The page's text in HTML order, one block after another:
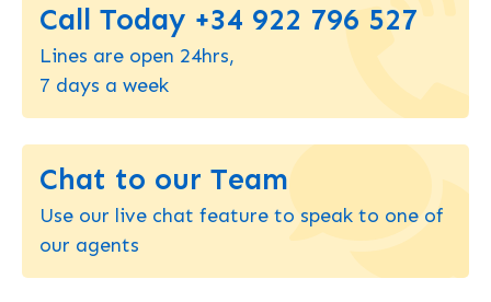
Call Today +34 922 796 527
Lines are open 24hrs,
7 days a week
Chat to our Team
Use our live chat feature to speak to one of
our agents